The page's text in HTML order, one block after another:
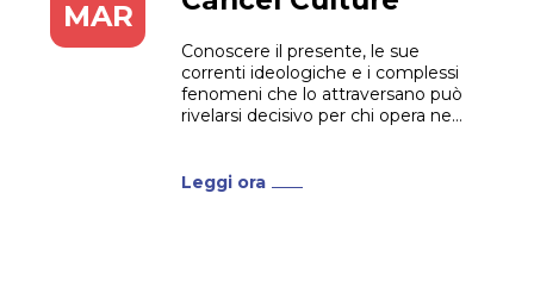
MAR
Conoscere il presente, le sue
correnti ideologiche e i complessi
fenomeni che lo attraversano può
rivelarsi decisivo per chi opera nel
questo l’Università Niccolò
Leggi ora